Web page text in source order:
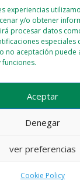
experiencias
y/o obtener
procesar datos
especiales
no aceptación puede
Aceptar
Denegar
ver preferencias
Cookie Policy
del contenido Cookie